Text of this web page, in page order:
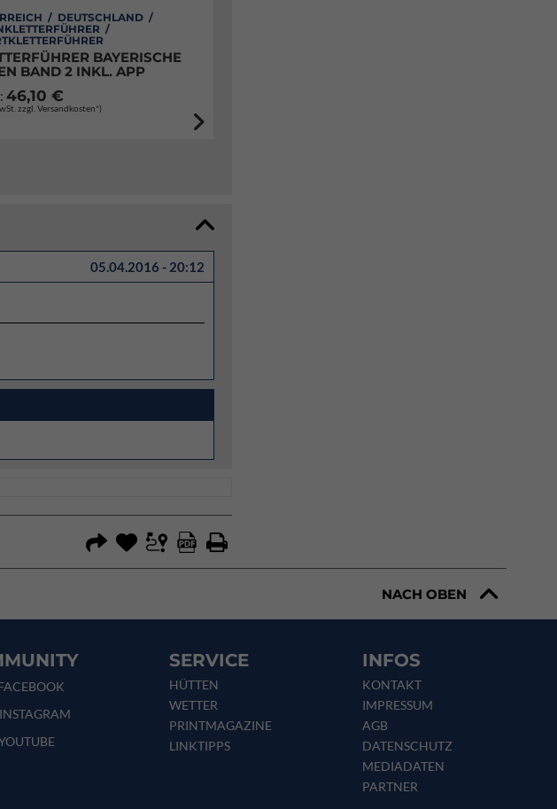
/ DEUTSCHLAND /
/
BAYERISCHE
BAND 2 INKL. APP
46,10 €
zzgl. Versandkosten*)
05.04.2016 - 20:12
NACH OBEN
INSTAGRAM
SERVICE
HÜTTEN
WETTER
PRINTMAGAZINE
LINKTIPPS
INFOS
KONTAKT
IMPRESSUM
AGB
DATENSCHUTZ
MEDIADATEN
PARTNER